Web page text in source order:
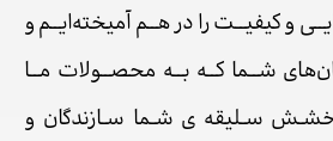
و کیفیــت را در هــم آمیخته‌ایــم و
شــما کــه بــه محصــولات مــا
سـلیقه ی شـما سـازندگان و